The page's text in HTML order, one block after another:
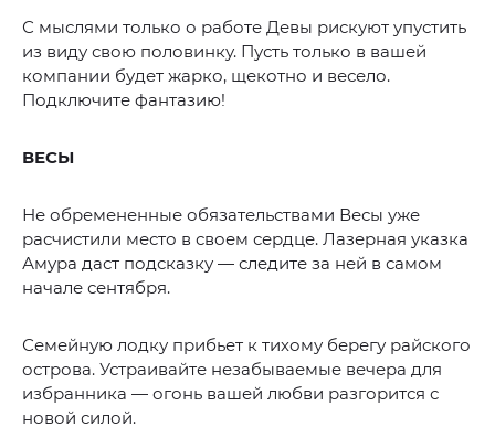
С мыслями только о работе Девы рискуют упустить
из виду свою половинку. Пусть только в вашей
компании будет жарко, щекотно и весело.
Подключите фантазию!
ВЕСЫ
Не обремененные обязательствами Весы уже
расчистили место в своем сердце. Лазерная указка
Амура даст подсказку — следите за ней в самом
начале сентября.
Семейную лодку прибьет к тихому берегу райского
острова. Устраивайте незабываемые вечера для
избранника — огонь вашей любви разгорится с
новой силой.